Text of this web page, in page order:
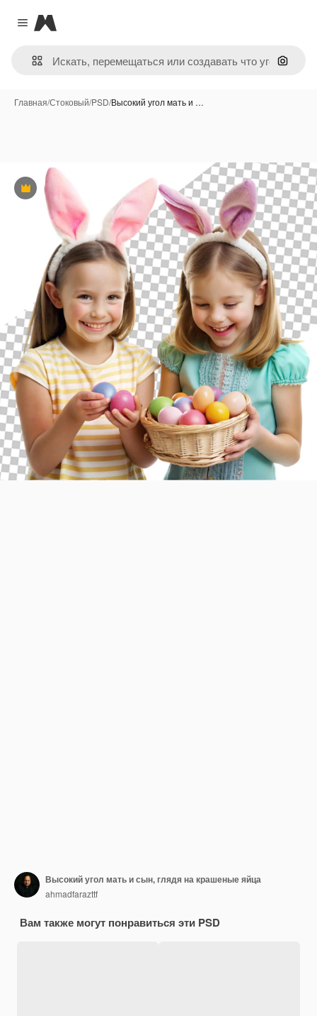
Close menu
Magnific
Поиск
Главная/Стоковый/PSD/Высокий угол мать и …
Премиум
Высокий угол мать и сын, глядя на крашеные яйца
ahmadfarazttf
Вам также могут понравиться эти PSD